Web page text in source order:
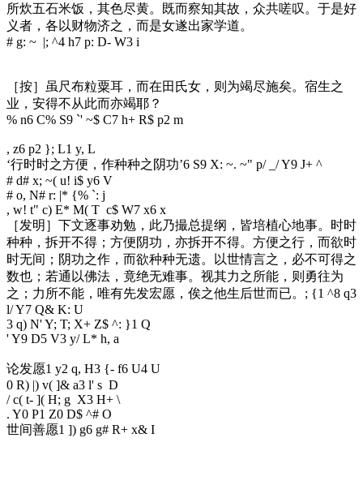
所炊五石米饭，其色尽黄。既而察知其故，众共嗟叹。于是好
义者，各以财物济之，而是女遂出家学道。
# g: ~ |; ^4 h7 p: D- W3 i
［按］虽尺布粒粟耳，而在田氏女，则为竭尽施矣。宿生之
业，安得不从此而亦竭耶？
% n6 C% S9 `' ~$ C7 h+ R$ p2 m
, z6 p2 }; L1 y, L
‘行时时之方便，作种种之阴功’6 S9 X: ~. ~" p/ _/ Y9 J+ ^
# d# x; ~( u! i$ y6 V
# o, N# r: |* {% `: j
, w! t" c) E* M( T c$ W7 x6 x
［发明］下文逐事劝勉，此乃撮总提纲，皆培植心地事。时时
种种，拆开不得；方便阴功，亦拆开不得。方便之行，而欲时
时无间；阴功之作，而欲种种无遗。以世情言之，必不可得之
数也；若通以佛法，竟绝无难事。视其力之所能，则勇往为
之；力所不能，唯有先发宏愿，俟之他生后世而已。 ; {1 ^8 q3
l/ Y7 Q& K: U
3 q) N' Y; T; X+ Z$ ^: }1 Q
' Y9 D5 V3 y/ L* h, a
论发愿1 y2 q, H3 {- f6 U4 U
0 R) |) v( ]& a3 l' s D
/ c( t- ]( H; g X3 H+ \
. Y0 P1 Z0 D$ ^# O
世间善愿1 ]) g6 g# R+ x& I